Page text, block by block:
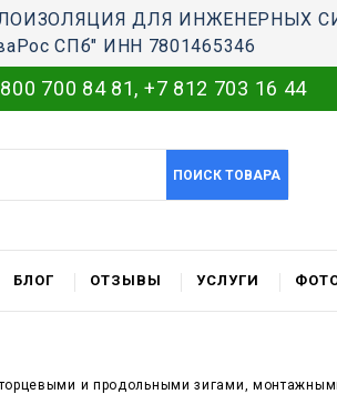
ДЛЯ ИНЖЕНЕРНЫХ
СПб" ИНН 7801465346
700 84 81, +7 812 703 16 44
ПОИСК ТОВАРА
БЛОГ ОТЗЫВЫ УСЛУГИ
и продольными зигами,